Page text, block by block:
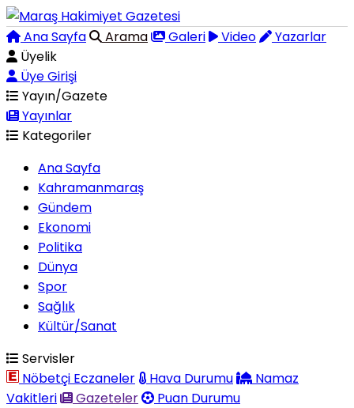
Ana Sayfa Arama Galeri Video
Yazarlar
Üyelik
Üye Girişi
Yayın/Gazete
Yayınlar
Kategoriler
Ana Sayfa
Kahramanmaraş
Gündem
Ekonomi
Politika
Dünya
Spor
Sağlık
Kültür/Sanat
Servisler
Nöbetçi Eczaneler
Hava Durumu
Namaz
Vakitleri
Gazeteler
Puan Durumu